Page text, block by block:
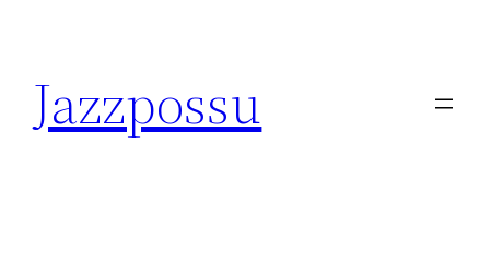
content
Jazzpossu